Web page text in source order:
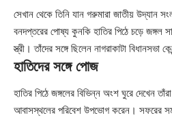
সেখান থেকে তিনি যান গরুমারা জাতীয় উদ্যান
বনদপ্তরের পোষ্য কুনকি হাতির পিঠে চড়ে জঙ্গল
স্ত্রী। তাঁদের সঙ্গে ছিলেন নাগরাকাটা বিধানসভা
হাতিদের সঙ্গে পোজ
হাতির পিঠে জঙ্গলের বিভিন্ন অংশ ঘুরে দেখেন
আবাসস্থলের পরিবেশ উপভোগ করেন। সফরের